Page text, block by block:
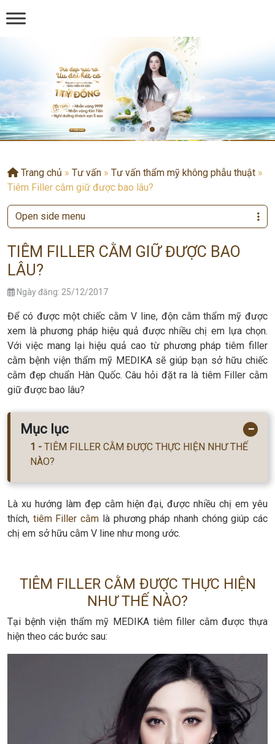
Trang chủ » Tư vấn » Tư vấn thẩm mỹ không phẫu thuật »
Tiêm Filler cằm giữ được bao lâu?
TIÊM FILLER CẰM GIỮ ĐƯỢC BAO
LÂU?
Ngày đăng: 25/12/2017
Để có được một chiếc cằm V line, độn cằm thẩm mỹ được
xem là phương pháp hiệu quả được nhiều chị em lựa chọn.
Với việc mang lại hiệu quả cao từ phương pháp tiêm filler
cằm bệnh viện thẩm mỹ MEDIKA sẽ giúp bạn sở hữu chiếc
cằm đẹp chuẩn Hàn Quốc. Câu hỏi đặt ra là tiêm Filler cằm
giữ được bao lâu?
Mục lục −
TIÊM FILLER CẰM ĐƯỢC THỰC HIỆN NHƯ THẾ
NÀO?
Là xu hướng làm đẹp cằm hiện đại, được nhiều chị em yêu
thích, tiêm Filler cằm là phương pháp nhanh chóng giúp các
chị em sở hữu cằm V line như mong ước.
TIÊM FILLER CẰM ĐƯỢC THỰC HIỆN
NHƯ THẾ NÀO?
Tại bệnh viện thẩm mỹ MEDIKA tiêm filler cằm được thựa
hiện theo các bước sau:
Open side menu